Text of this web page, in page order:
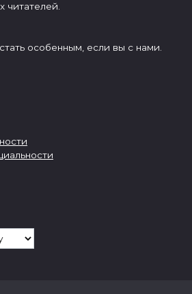
читателей.
особенным, если вы с нами.